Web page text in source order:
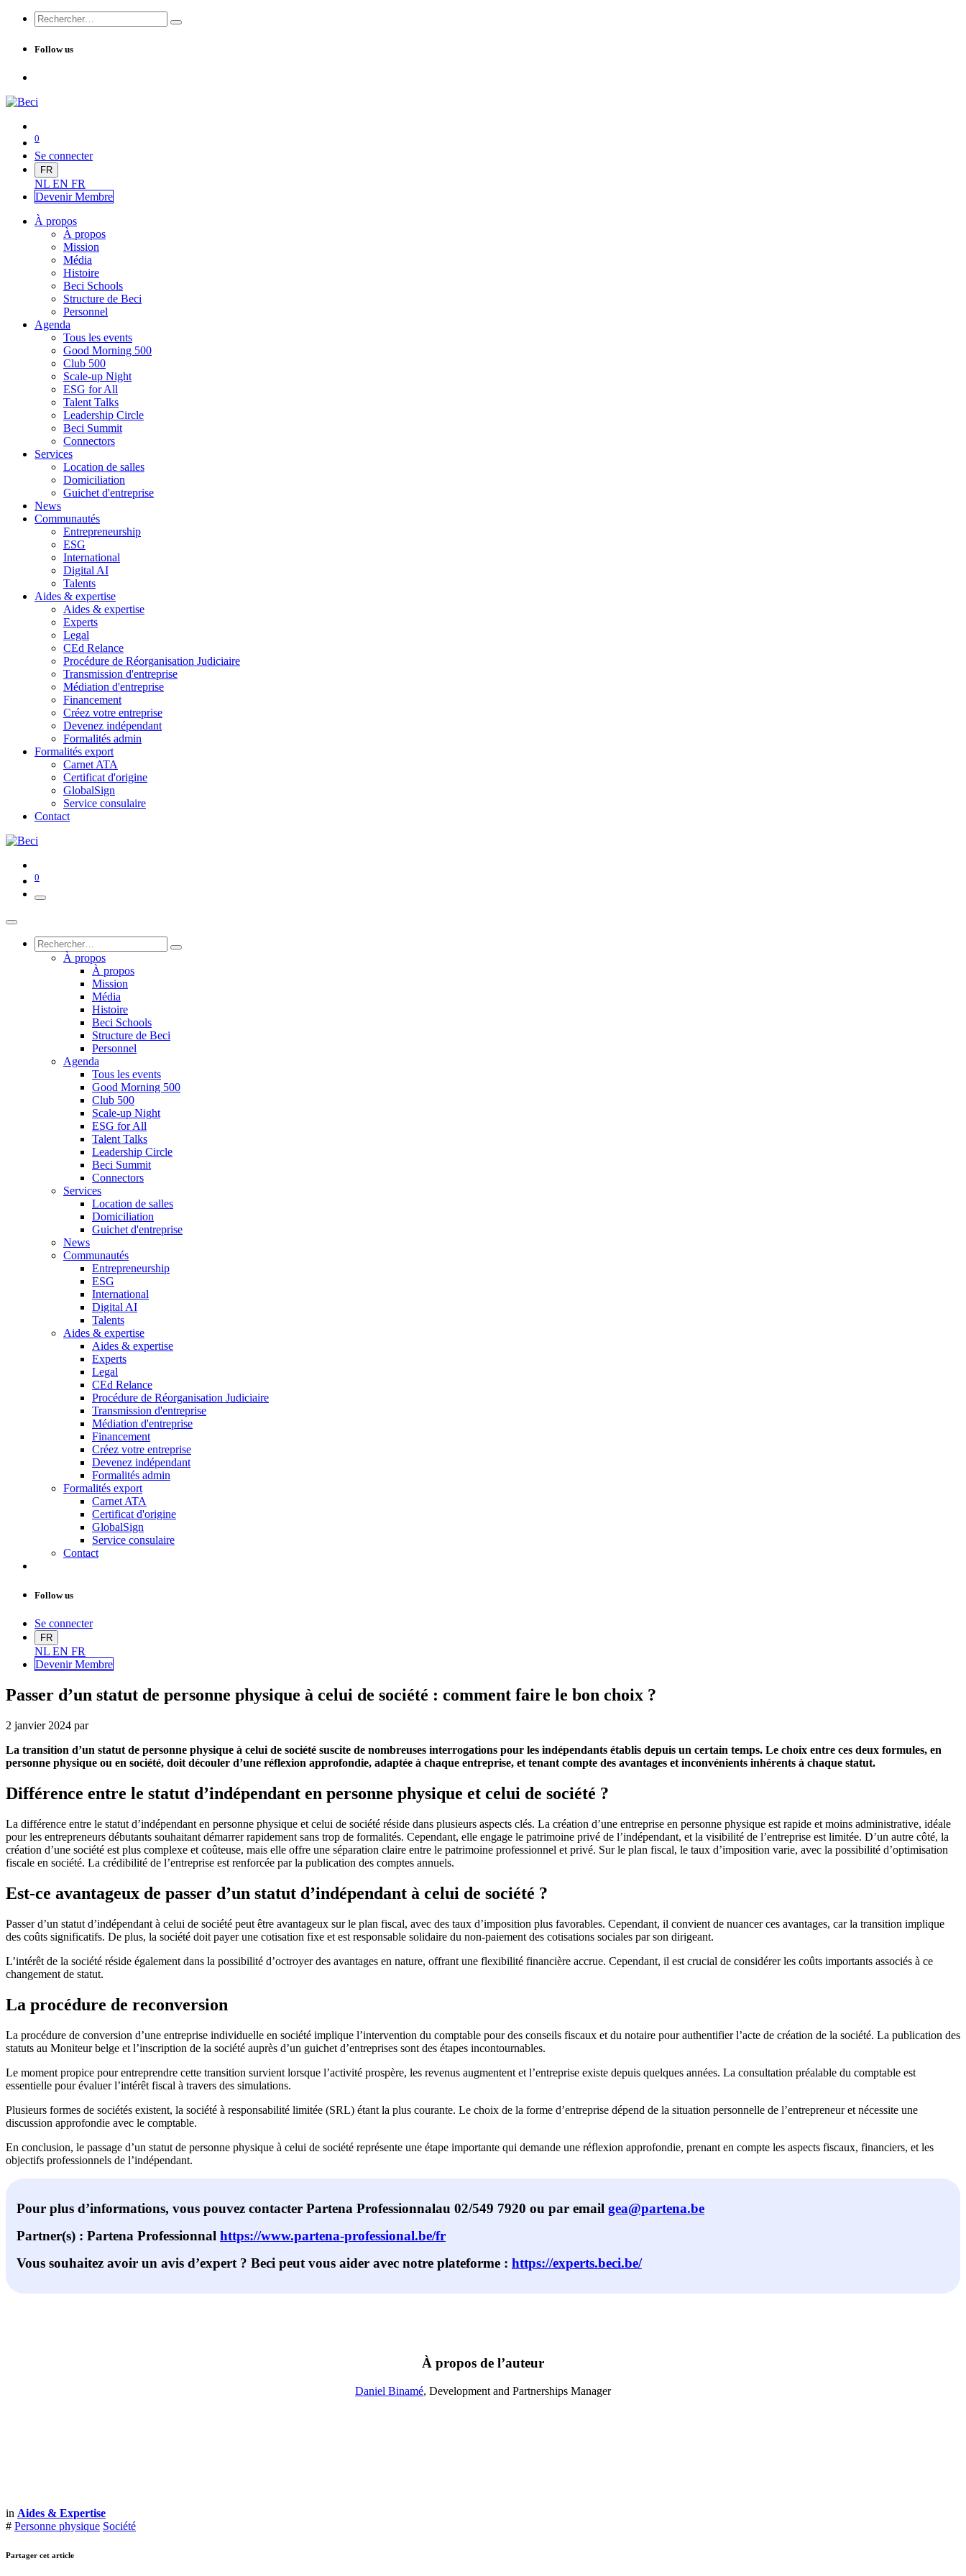
Follow us
0
Se connecter
FR
NL EN FR
Devenir Membre
À propos
À propos
Mission
Média
Histoire
Beci Schools
Structure de Beci
Personnel
Agenda
Tous les events
Good Morning 500
Club 500
Scale-up Night
ESG for All
Talent Talks
Leadership Circle
Beci Summit
Connectors
Services
Location de salles
Domiciliation
Guichet d'entreprise
News
Communautés
Entrepreneurship
ESG
International
Digital AI
Talents
Aides & expertise
Aides & expertise
Experts
Legal
CEd Relance
Procédure de Réorganisation Judiciaire
Transmission d'entreprise
Médiation d'entreprise
Financement
Créez votre entreprise
Devenez indépendant
Formalités admin
Formalités export
Carnet ATA
Certificat d'origine
GlobalSign
Service consulaire
Contact
0
À propos
À propos
Mission
Média
Histoire
Beci Schools
Structure de Beci
Personnel
Agenda
Tous les events
Good Morning 500
Club 500
Scale-up Night
ESG for All
Talent Talks
Leadership Circle
Beci Summit
Connectors
Services
Location de salles
Domiciliation
Guichet d'entreprise
News
Communautés
Entrepreneurship
ESG
International
Digital AI
Talents
Aides & expertise
Aides & expertise
Experts
Legal
CEd Relance
Procédure de Réorganisation Judiciaire
Transmission d'entreprise
Médiation d'entreprise
Financement
Créez votre entreprise
Devenez indépendant
Formalités admin
Formalités export
Carnet ATA
Certificat d'origine
GlobalSign
Service consulaire
Contact
Follow us
Se connecter
FR
NL EN FR
Devenir Membre
Passer d’un statut de personne physique à celui de société : comment faire le bon choix ?
2 janvier 2024 par
La transition d’un statut de personne physique à celui de société suscite de nombreuses interrogations pour les indépendants établis depuis un certain temps. Le choix entre ces deux formules, en
personne physique ou en société, doit découler d’une réflexion approfondie, adaptée à chaque entreprise, et tenant compte des avantages et inconvénients inhérents à chaque statut.
Différence entre le statut d’indépendant en personne physique et celui de société ?
La différence entre le statut d’indépendant en personne physique et celui de société réside dans plusieurs aspects clés. La création d’une entreprise en personne physique est rapide et moins administrative, idéale
pour les entrepreneurs débutants souhaitant démarrer rapidement sans trop de formalités. Cependant, elle engage le patrimoine privé de l’indépendant, et la visibilité de l’entreprise est limitée. D’un autre côté, la
création d’une société est plus complexe et coûteuse, mais elle offre une séparation claire entre le patrimoine professionnel et privé. Sur le plan fiscal, le taux d’imposition varie, avec la possibilité d’optimisation
fiscale en société. La crédibilité de l’entreprise est renforcée par la publication des comptes annuels.
Est-ce avantageux de passer d’un statut d’indépendant à celui de société ?
Passer d’un statut d’indépendant à celui de société peut être avantageux sur le plan fiscal, avec des taux d’imposition plus favorables. Cependant, il convient de nuancer ces avantages, car la transition implique
des coûts significatifs. De plus, la société doit payer une cotisation fixe et est responsable solidaire du non-paiement des cotisations sociales par son dirigeant.
L’intérêt de la société réside également dans la possibilité d’octroyer des avantages en nature, offrant une flexibilité financière accrue. Cependant, il est crucial de considérer les coûts importants associés à ce
changement de statut.
La procédure de reconversion
La procédure de conversion d’une entreprise individuelle en société implique l’intervention du comptable pour des conseils fiscaux et du notaire pour authentifier l’acte de création de la société. La publication des
statuts au Moniteur belge et l’inscription de la société auprès d’un guichet d’entreprises sont des étapes incontournables.
Le moment propice pour entreprendre cette transition survient lorsque l’activité prospère, les revenus augmentent et l’entreprise existe depuis quelques années. La consultation préalable du comptable est
essentielle pour évaluer l’intérêt fiscal à travers des simulations.
Plusieurs formes de sociétés existent, la société à responsabilité limitée (SRL) étant la plus courante. Le choix de la forme d’entreprise dépend de la situation personnelle de l’entrepreneur et nécessite une
discussion approfondie avec le comptable.
En conclusion, le passage d’un statut de personne physique à celui de société représente une étape importante qui demande une réflexion approfondie, prenant en compte les aspects fiscaux, financiers, et les
objectifs professionnels de l’indépendant.
Pour plus d’informations, vous pouvez contacter Partena Professionnalau 02/549 7920 ou par email gea@partena.be
Partner(s) : Partena Professionnal https://www.partena-professional.be/fr
Vous souhaitez avoir un avis d’expert ? Beci peut vous aider avec notre plateforme : https://experts.beci.be/
À propos de l’auteur
Daniel Binamé, Development and Partnerships Manager
in Aides & Expertise
# Personne physique Société
Partager cet article